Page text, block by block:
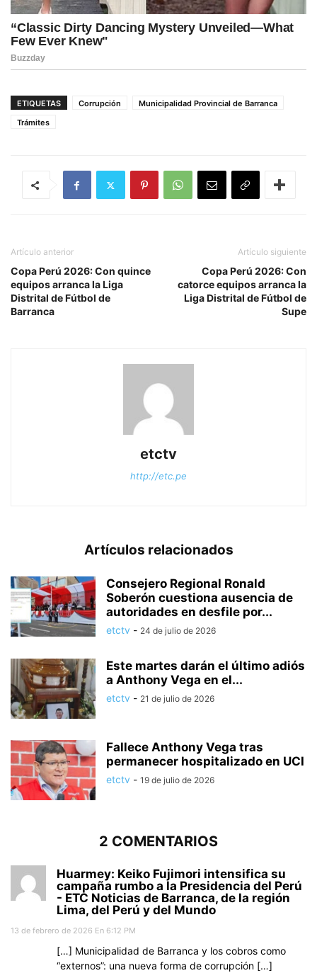
ETIQUETAS Corrupción
Municipalidad Provincial de Barranca
Trámites
Artículo anterior
Copa Perú 2026: Con quince
equipos arranca la Liga
Distrital de Fútbol de
Barranca
Artículo siguiente
Copa Perú 2026: Con
catorce equipos arranca la
Liga Distrital de Fútbol de
Supe
etctv
http://etc.pe
Artículos relacionados
Consejero Regional Ronald
Soberón cuestiona ausencia de
autoridades en desfile por...
etctv - 24 de julio de 2026
Este martes darán el último adiós
a Anthony Vega en el...
etctv - 21 de julio de 2026
Fallece Anthony Vega tras
permanecer hospitalizado en UCI
etctv - 19 de julio de 2026
2 COMENTARIOS
Huarmey: Keiko Fujimori intensifica su
campaña rumbo a la Presidencia del Perú
- ETC Noticias de Barranca, de la región
Lima, del Perú y del Mundo
13 de febrero de 2026 En 6:12 PM
[…] Municipalidad de Barranca y los cobros como
“externos”: una nueva forma de corrupción […]